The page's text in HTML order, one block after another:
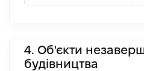
4. Об'єкти
будівництва